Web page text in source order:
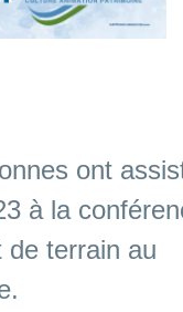
ont
à la
de terrain au